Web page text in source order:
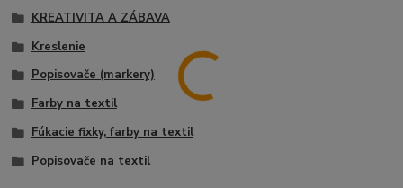
KREATIVITA A ZÁBAVA
Kreslenie
Popisovače (markery)
Farby na textil
Fúkacie fixky, farby na textil
Popisovače na textil